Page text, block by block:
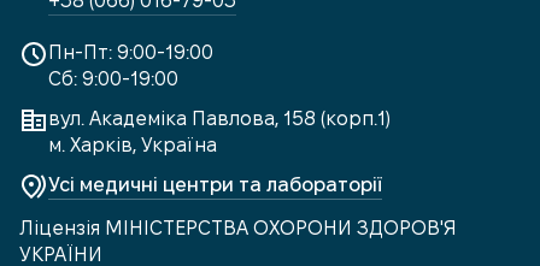
Пн-Пт: 9:00-19:00
Сб: 9:00-19:00
вул. Академіка Павлова, 158 (корп.1)
м. Харків, Україна
Усі медичні центри та лабораторії
Ліцензія МІНІСТЕРСТВА ОХОРОНИ ЗДОРОВ'Я
УКРАЇНИ